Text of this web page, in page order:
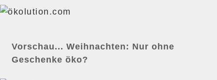
Vorschau... Weihnachten: Nur ohne
Geschenke öko?